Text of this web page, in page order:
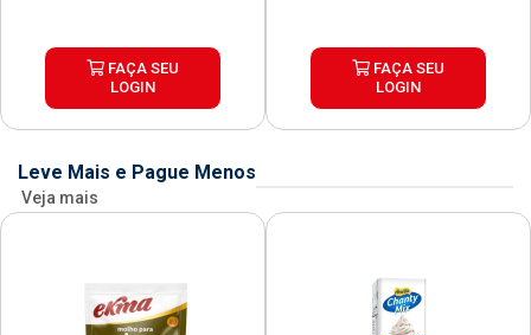
FAÇA SEU
LOGIN
FAÇA SEU
LOGIN
Leve Mais e Pague Menos
Veja mais